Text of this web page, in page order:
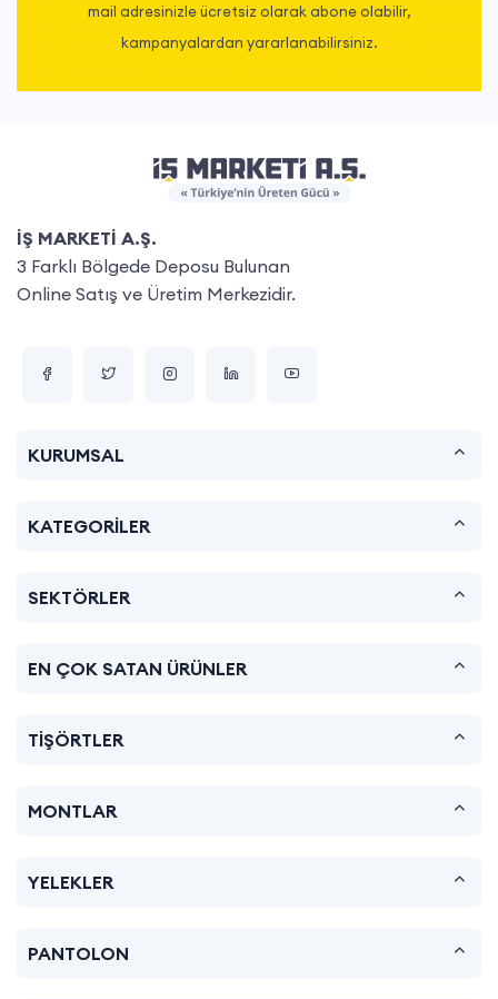
mail adresinizle ücretsiz olarak abone olabilir,
kampanyalardan yararlanabilirsiniz.
İŞ MARKETİ A.Ş.
3 Farklı Bölgede Deposu Bulunan
Online Satış ve Üretim Merkezidir.
KURUMSAL
KATEGORİLER
SEKTÖRLER
EN ÇOK SATAN ÜRÜNLER
TİŞÖRTLER
MONTLAR
YELEKLER
PANTOLON